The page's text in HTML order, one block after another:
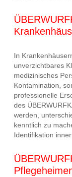
In
unverzichtbares
medizinisches
Kontamination,
professionelle
des
werden,
kenntlich zu
Identifikation